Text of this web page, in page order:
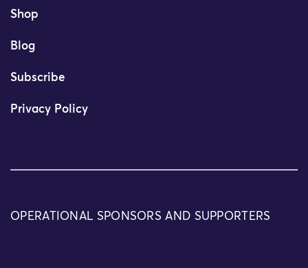
Shop
Blog
Subscribe
Privacy Policy
OPERATIONAL SPONSORS AND SUPPORTERS